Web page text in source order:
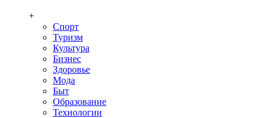
+
Спорт
Туризм
Культура
Бизнес
Здоровье
Мода
Быт
Образование
Технологии